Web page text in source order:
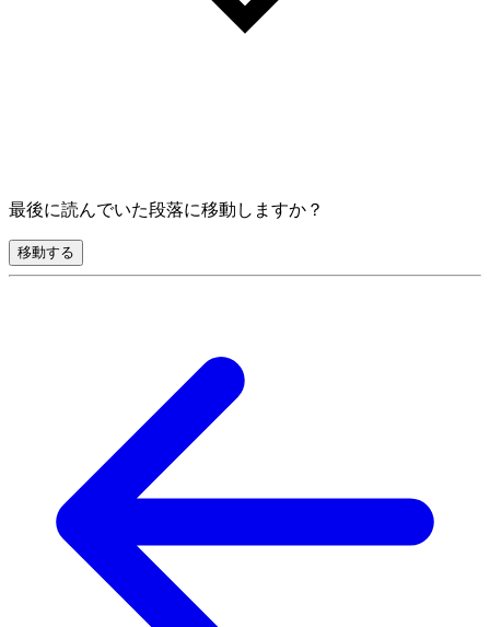
最後に読んでいた段落に移動しますか？
移動する